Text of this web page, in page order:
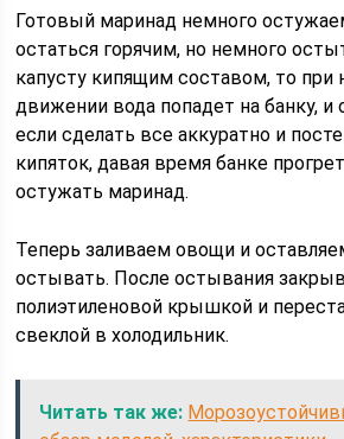
Готовый маринад немного
остаться горячим, но немного
капусту кипящим составом, то
движении вода попадет на банку, и
если сделать все аккуратно и
кипяток, давая время банке
остужать маринад.
Теперь заливаем овощи и
остывать. После остывания
полиэтиленовой крышкой и
свеклой в холодильник.
Читать так же: